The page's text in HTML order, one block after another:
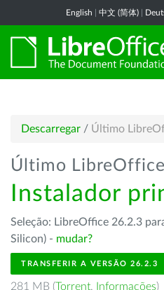
English 中文 (简体)
Descarregar / Último
Último LibreOffice
Instalador
Seleção: LibreOffice 26.2.3
Silicon) - mudar?
TRANSFERIR A VERSÃO 26.2.3
281 MB (Torrent, Informações)